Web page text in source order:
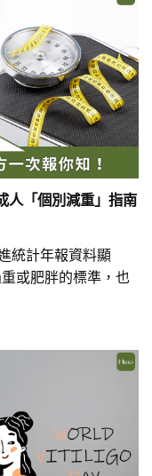
人「個別減重」指南
統計年報資料顯
或肥胖的標準，也